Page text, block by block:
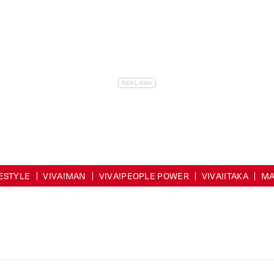
VIVA!MAN VIVA!PEOPLE POWER VIVA!ITAKA